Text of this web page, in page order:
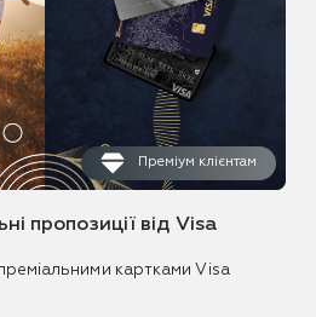
Преміум клієнтам
пропозиції від Visa
картками Visa